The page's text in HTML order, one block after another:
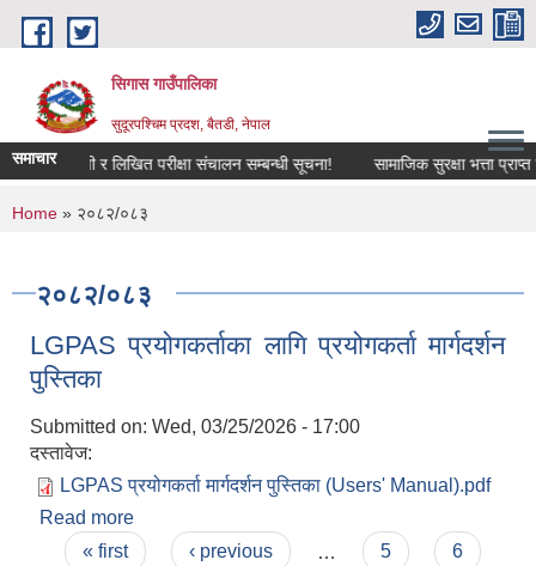
Skip to main content
सिगास गाउँपालिका
सुदूरपश्चिम प्रदश, बैतडी, नेपाल
समाचार
संक्षिप्त सूची र लिखित परीक्षा संचालन सम्बन्धी सूचना! सामाजिक सुरक्षा भत्ता
You are here
Home » २०८२/०८३
२०८२/०८३
LGPAS प्रयोगकर्ताका लागि प्रयोगकर्ता मार्गदर्शन
पुस्तिका
Submitted on: Wed, 03/25/2026 - 17:00
दस्तावेज:
LGPAS प्रयोगकर्ता मार्गदर्शन पुस्तिका (Users' Manual).pdf
Read more
पुस्तिका
Pages
« first ‹ previous 5
6